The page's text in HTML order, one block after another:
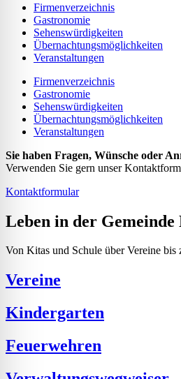
Firmenverzeichnis
Gastronomie
Sehenswürdigkeiten
Übernachtungsmöglichkeiten
Veranstaltungen
Firmenverzeichnis
Gastronomie
Sehenswürdigkeiten
Übernachtungsmöglichkeiten
Veranstaltungen
Sie haben Fragen, Wünsche oder
Verwenden Sie gern unser
Kontaktformular
Leben in der Gemeinde
Von Kitas und Schule über Vereine bis
Vereine
Kindergarten
Feuerwehren